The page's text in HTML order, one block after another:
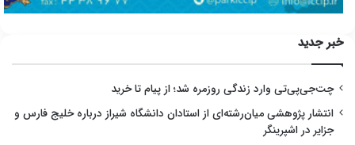
خبر جدید
چت‌جی‌پی‌تی وارد زندگی روزمره شد؛ از پیام تا خرید
انتشار پژوهشی میان‌رشته‌ای از استادان دانشگاه شیراز درباره خلیج فارس و
جزایر در اشپرینگر